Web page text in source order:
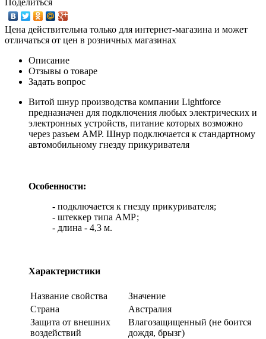
Цена действительна только для интернет-магазина и может
отличаться от цен в розничных магазинах
Описание
Отзывы о товаре
Задать вопрос
Витой шнур производства компании Lightforce
предназначен для подключения любых электрических и
электронных устройств, питание которых возможно
через разъем AMP. Шнур подключается к стандартному
автомобильному гнезду прикуривателя
Особенности:
- подключается к гнезду прикуривателя;
- штеккер типа АМР;
- длина - 4,3 м.
Характеристики
Название свойства
Значение
Страна
Австралия
Защита от внешних
воздействий
Влагозащищенный (не боится
дождя, брызг)